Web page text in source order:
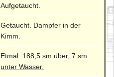
Aufgetaucht.
Getaucht. Dampfer in der
Kimm.
Etmal: 188,5 sm über, 7 sm
unter Wasser.